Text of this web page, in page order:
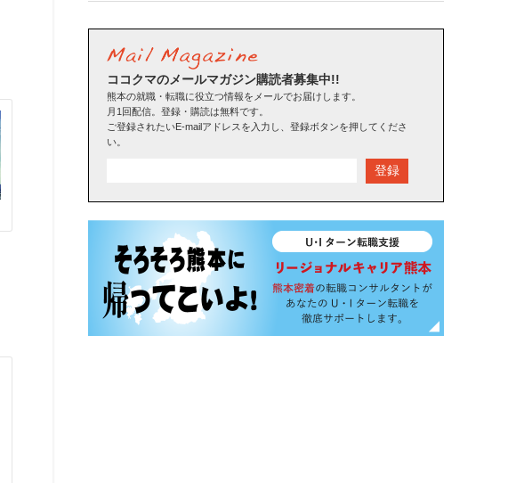
ココクマのメールマガジン購読者募集中!!
熊本の就職・転職に役立つ情報をメールでお届けします。
月1回配信。登録・購読は無料です。
ご登録されたいE-mailアドレスを入力し、登録ボタンを押してくださ
い。
登録